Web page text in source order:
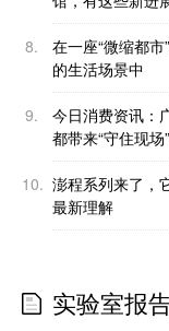
8.
在一座“微缩都
的生活场景中
9.
今日消费资讯：
都带来“守住现
10. 澎程系列来了，
最新理解
实验室报